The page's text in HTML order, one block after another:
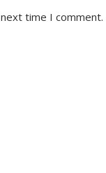
time I comment.